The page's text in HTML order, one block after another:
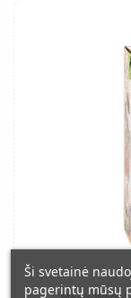
Ši svetainė
pagerintų mūsų